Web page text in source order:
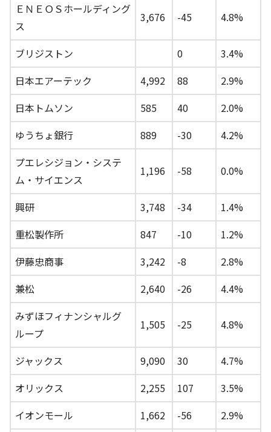
ＥＮＥＯＳホールディング
ス
3,676 -45 4.8%
ブリジストン 0
3.4%
日本エアーテック
4,992 88
2.9%
日本トムソン
585 40
2.0%
ゆうちょ銀行
889 -30
4.2%
プエレシジョン・システ
ム・サイエンス
1,196 -58 0.0%
興研 3,748 -34
1.4%
重松製作所
847 -10
1.2%
伊藤忠商事
3,242 -8
2.8%
兼松
2,640 -26
4.4%
みずほフィナンシャルグ
ループ
1,505 -25 4.8%
ジャックス 9,090 30
4.7%
オリックス
2,255 107
3.5%
イオンモール
1,662 -56
2.9%